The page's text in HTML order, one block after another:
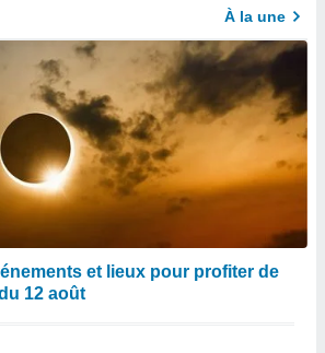
À la une
et lieux pour profiter de
12 août